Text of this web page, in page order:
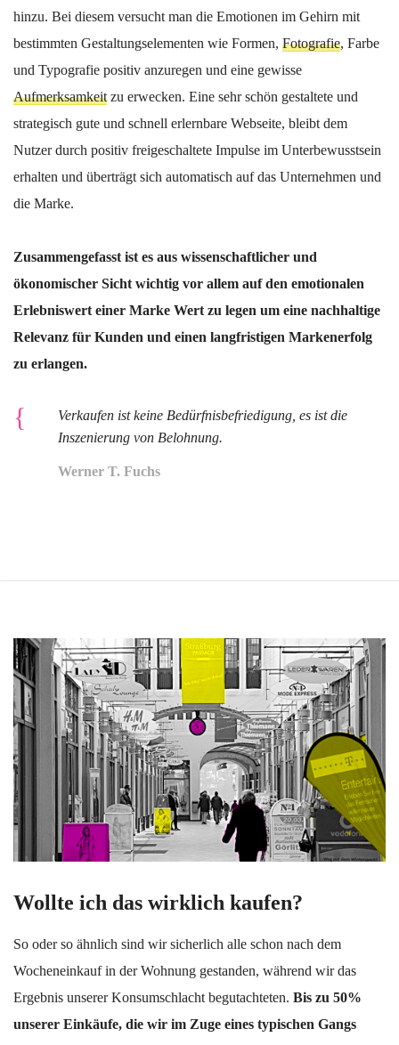
hinzu. Bei diesem versucht man die Emotionen im Gehirn mit
bestimmten Gestaltungselementen wie Formen, Fotografie, Farbe
und Typografie positiv anzuregen und eine gewisse
Aufmerksamkeit zu erwecken. Eine sehr schön gestaltete und
strategisch gute und schnell erlernbare Webseite, bleibt dem
Nutzer durch positiv freigeschaltete Impulse im Unterbewusstsein
erhalten und überträgt sich automatisch auf das Unternehmen und
die Marke.
Zusammengefasst ist es aus wissenschaftlicher und
ökonomischer Sicht wichtig vor allem auf den emotionalen
Erlebniswert einer Marke Wert zu legen um eine nachhaltige
Relevanz für Kunden und einen langfristigen Markenerfolg
zu erlangen.
Verkaufen ist keine Bedürfnisbefriedigung, es ist die
Inszenierung von Belohnung.
Werner T. Fuchs
Wollte ich das wirklich kaufen?
So oder so ähnlich sind wir sicherlich alle schon nach dem
Wocheneinkauf in der Wohnung gestanden, während wir das
Ergebnis unserer Konsumschlacht begutachteten. Bis zu 50%
unserer Einkäufe, die wir im Zuge eines typischen Gangs